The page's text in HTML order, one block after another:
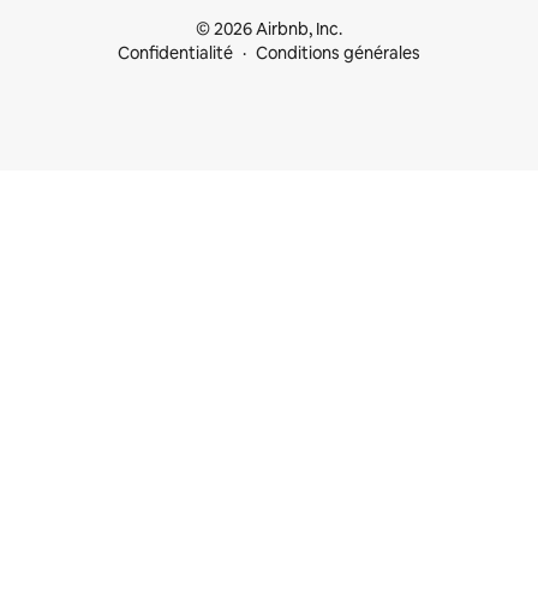
© 2026 Airbnb, Inc.
Confidentialité
Conditions générales